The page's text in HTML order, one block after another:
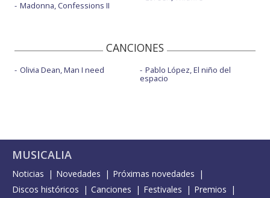
Madonna, Confessions II
CANCIONES
Olivia Dean, Man I need Pablo López, El niño del
espacio
MUSICALIA
Noticias Novedades
Próximas novedades
Discos históricos
Canciones Festivales
Premios